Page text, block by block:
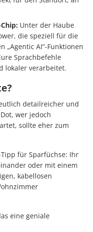
Unter der Haube
die speziell für die
„Agentic AI“-Funktionen
Sprachbefehle
lokaler verarbeitet.
detailreicher und
wer jedoch
sollte eher zum
für Sparfüchse: Ihr
oder mit einem
kabellosen
eine geniale